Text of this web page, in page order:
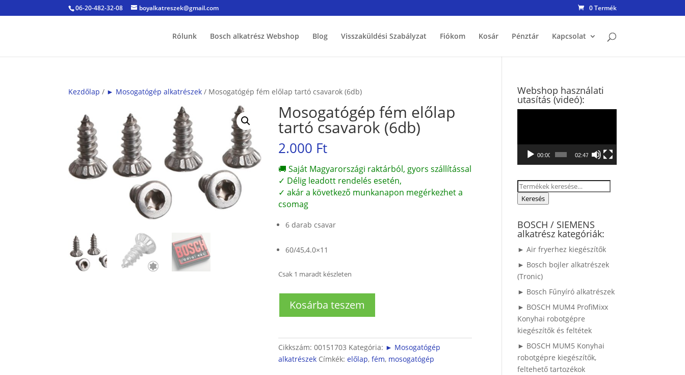
06-20-482-32-08 boyalkatreszek@gmail.com 0 Termék
Rólunk Bosch alkatrész Webshop Blog Visszaküldési Szabályzat Fiókom Kosár Pénztár Kapcsolat
Kezdőlap / ► Mosogatógép alkatrészek / Mosogatógép fém előlap tartó csavarok (6db)
Mosogatógép fém előlap
tartó csavarok (6db)
2.000 Ft
🚚 Saját Magyarországi raktárból, gyors szállítással
✓ Délig leadott rendelés esetén,
✓ akár a következő munkanapon megérkezhet a
csomag
6 darab csavar
60/45,4.0×11
Csak 1 maradt készleten
fém
csavarok
(6db)
Kosárba teszem
Cikkszám:00151703 Kategória: ► Mosogatógép
alkatrészek Címkék:előlap,fém, mosogatógép
Webshop használati
utasítás (videó):
00:00 02:47
Keresés
Keresés
BOSCH / SIEMENS
alkatrész kategóriák:
► Air fryerhez kiegészítők
► Bosch bojler alkatrészek
(Tronic)
► Bosch Fűnyíró alkatrészek
► BOSCH MUM4 ProfiMixx
Konyhai robotgépre
kiegészítők és feltétek
► BOSCH MUM5 Konyhai
robotgépre kiegészítők,
feltehető tartozékok